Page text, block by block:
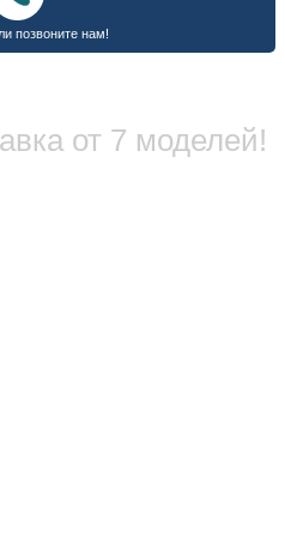
от 7 моделей!